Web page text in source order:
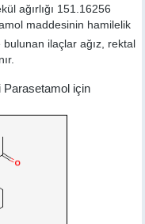
ağırlığı 151.16256
maddesinin hamilelik
ilaçlar ağız, rektal
Parasetamol için